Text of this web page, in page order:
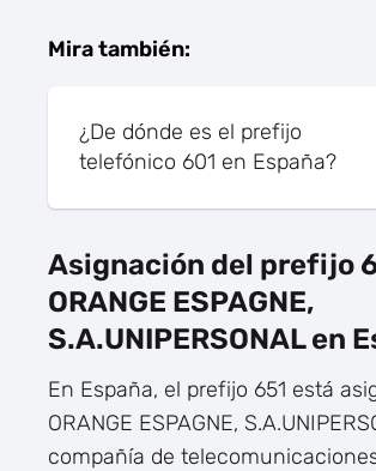
Mira también:
¿De dónde es el prefijo
telefónico 601 en España?
Asignación del prefijo
ORANGE ESPAGNE,
S.A.UNIPERSONAL en
En España, el prefijo 651 está
ORANGE ESPAGNE,
compañía de